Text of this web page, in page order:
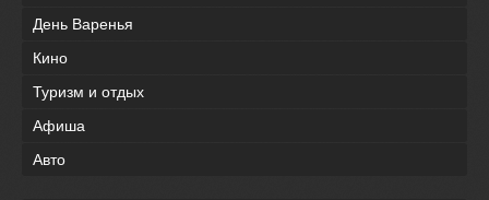
День Варенья
Кино
Туризм и отдых
Афиша
Авто